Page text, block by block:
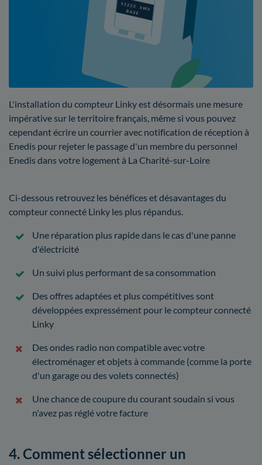
L'installation du compteur Linky est désormais une mesure
impérative sur le territoire français, même si vous pouvez
cependant écrire un courrier avec notification de réception à
Enedis pour rejeter le passage d'un membre du personnel
Enedis dans votre logement à La Charité-sur-Loire
Ci-dessous retrouvez les bénéfices et désavantages du
compteur connecté Linky les plus répandus.
Une réparation plus rapide dans le cas d'une panne
d'électricité
Un suivi plus performant de sa consommation
Des offres adaptées et plus compétitives sont
développées expressément pour le compteur connecté
Linky
Des ondes radio non compatible avec votre
électroménager et objets à commande (comme la porte
d'un garage ou des volets connectés)
Une chance de coupure du courant soudain si vous
n'avez pas réglé votre facture
4. Comment sélectionner un